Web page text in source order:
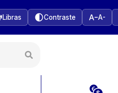
Libras Contraste A-